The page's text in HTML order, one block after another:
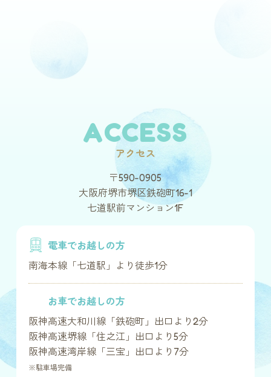
ACCESS
アクセス
〒590-0905
大阪府堺市堺区鉄砲町16-1
七道駅前マンション1F
電車でお越しの方
南海本線「七道駅」より徒歩1分
お車でお越しの方
阪神高速大和川線「鉄砲町」出口より2分
阪神高速堺線「住之江」出口より5分
阪神高速湾岸線「三宝」出口より7分
※駐車場完備